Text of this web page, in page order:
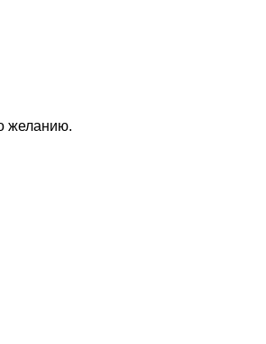
желанию.